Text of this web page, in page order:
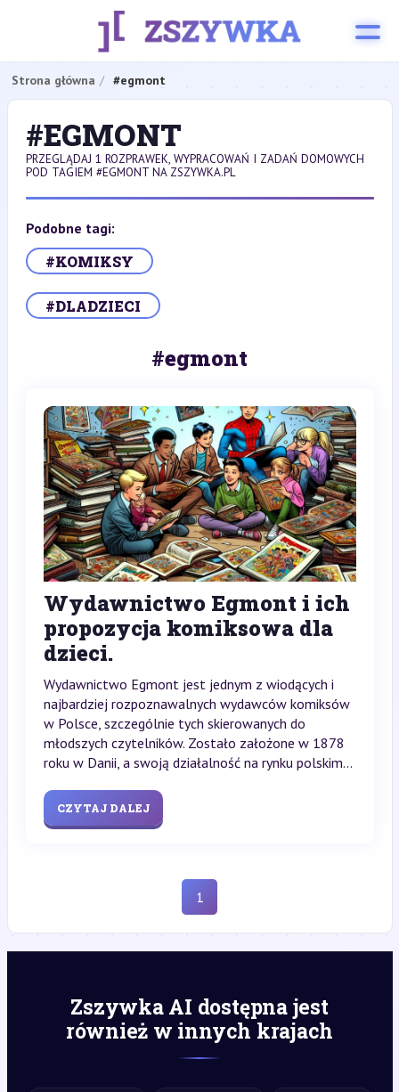
Strona główna #egmont
#EGMONT
PRZEGLĄDAJ 1 ROZPRAWEK, WYPRACOWAŃ I ZADAŃ DOMOWYCH
POD TAGIEM #EGMONT NA ZSZYWKA.PL
Podobne tagi:
#KOMIKSY
#DLADZIECI
#egmont
Wydawnictwo Egmont i ich
propozycja komiksowa dla
dzieci.
Wydawnictwo Egmont jest jednym z wiodących i
najbardziej rozpoznawalnych wydawców komiksów
w Polsce, szczególnie tych skierowanych do
młodszych czytelników. Zostało założone w 1878
roku w Danii, a swoją działalność na rynku polskim...
CZYTAJ DALEJ
1
Zszywka AI dostępna jest
również w innych krajach